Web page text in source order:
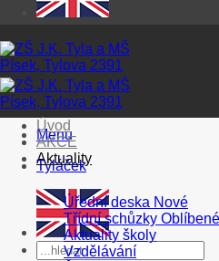
Menu
Tyláček
Úvod
AKCE
Aktuality
Úřední deska
Třídní schůzky
Aktuality školy
Vzdělávání